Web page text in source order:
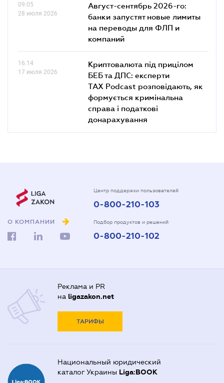
09.05
28 июля 2026
Август-сентябрь 2026-го:
банки запустят новые лимиты
на переводы для ФЛП и
компаний
16.14
17 июля 2026
Криптовалюта під прицілом
БЕБ та ДПС: експерти
TAX Podcast розповідають, як
формується кримінальна
справа і податкові
донарахування
О КОМПАНИИ
Центр поддержки пользователей
0-800-210-103
Подбор продуктов и решений
0-800-210-102
Реклама и PR
на ligazakon.net
ТАРИФЫ
Национальный юридический
каталог Украины Liga:BOOK